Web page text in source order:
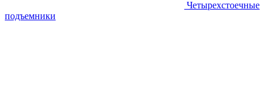
Четырехстоечные
подъемники